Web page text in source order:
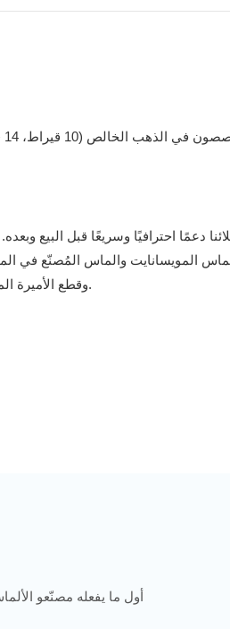
دعمًا احترافيًا وسريعًا قبل البيع
المويسانايت والماس المُصنّع في
وقطع القلوب والزهرة التسعة، وقطع OMC/OEC، وقطع الأميرة المعدّلة، وقطع الثلج المسحوق، والقطع الفرنسي، وقطع الورد، والقطع المشع، وقطع اليوبيل، وغيرها.
أول ما يفعله مصنّعو